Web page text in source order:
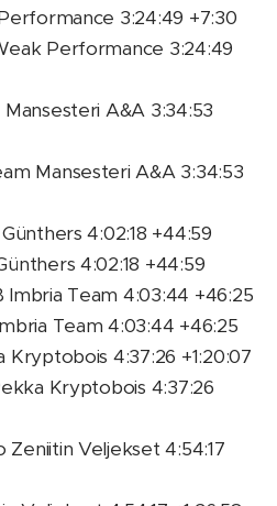
3:24:49 +7:30
Performance 3:24:49
A&A 3:34:53
Mansesteri A&A 3:34:53
4:02:18 +44:59
4:02:18 +44:59
Imbria Team 4:03:44 +46:25
Team 4:03:44 +46:25
Kryptobois 4:37:26 +1:20:07
Kryptobois 4:37:26
Veljekset 4:54:17